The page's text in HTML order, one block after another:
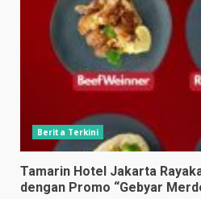
Berita Terkini
Tamarin Hotel Jakarta
dengan Promo “Gebyar